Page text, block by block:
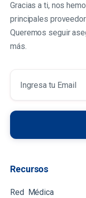
Gracias a ti, nos
principales
Queremos seguir
más.
Recursos
Red Médica